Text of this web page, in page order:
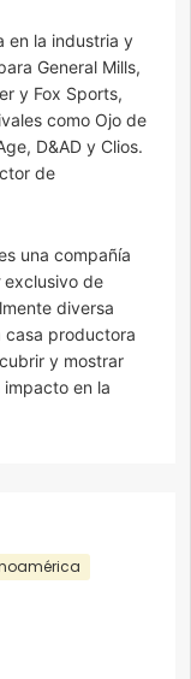
en la industria y
General Mills,
y Fox Sports,
como Ojo de
D&AD y Clios.
de
una compañía
exclusivo de
diversa
casa productora
y mostrar
en la